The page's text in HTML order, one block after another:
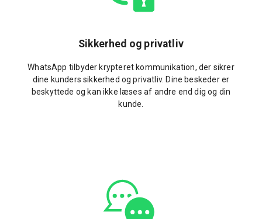
Sikkerhed og privatliv
WhatsApp tilbyder krypteret kommunikation, der sikrer
dine kunders sikkerhed og privatliv. Dine beskeder er
beskyttede og kan ikke læses af andre end dig og din
kunde.